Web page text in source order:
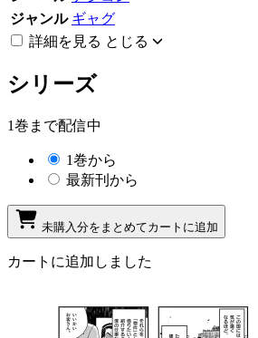
ジャンル ギャグ
詳細を見る とじる
シリーズ
1巻まで配信中
1巻から
最新刊から
未購入分をまとめてカートに追加
カートに追加しました